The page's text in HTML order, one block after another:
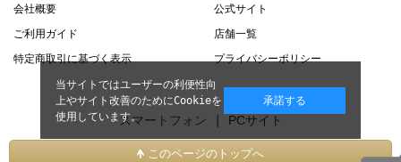
会社概要
公式サイト
ご利用ガイド
店舗一覧
特定商取引に基づく表示
プライバシーポリシー
スマートフォン | PCサイト
このページのトップへ
当サイトではユーザーの利便性向
上やサイト改善のためにCookieを
使用しています。
承諾する